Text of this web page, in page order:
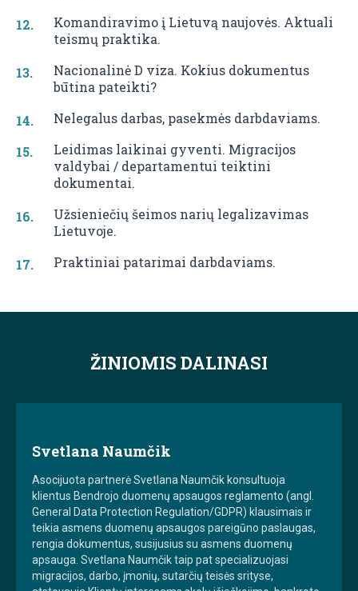
Komandiravimo į Lietuvą naujovės. Aktuali
teismų praktika.
Nacionalinė D viza. Kokius dokumentus
būtina pateikti?
Nelegalus darbas, pasekmės darbdaviams.
Leidimas laikinai gyventi. Migracijos
valdybai / departamentui teiktini
dokumentai.
Užsieniečių šeimos narių legalizavimas
Lietuvoje.
Praktiniai patarimai darbdaviams.
ŽINIOMIS DALINASI
Svetlana Naumčik
Asocijuota partnerė Svetlana Naumčik konsultuoja
klientus Bendrojo duomenų apsaugos reglamento (angl.
General Data Protection Regulation/GDPR) klausimais ir
teikia asmens duomenų apsaugos pareigūno paslaugas,
rengia dokumentus, susijusius su asmens duomenų
apsauga. Svetlana Naumčik taip pat specializuojasi
migracijos, darbo, įmonių, sutarčių teisės srityse,